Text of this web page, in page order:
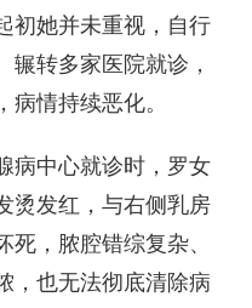
初她并未重视，自行
辗转多家医院就诊，
情持续恶化。
病中心就诊时，罗女
烫发红，与右侧乳房
，脓腔错综复杂、
，也无法彻底清除病